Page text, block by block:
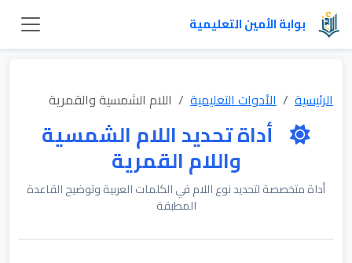
بوابة الأمين التعليمية
الرئيسية الأدوات التعليمية اللام الشمسية والقمرية
أداة تحديد اللام الشمسية
واللام القمرية
أداة متخصصة لتحديد نوع اللام في الكلمات العربية وتوضيح القاعدة
المطبقة